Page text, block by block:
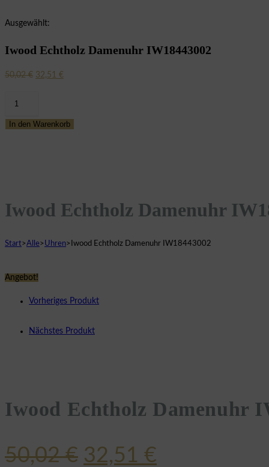
Ausgewählt:
Iwood Echtholz Damenuhr IW18443002
50,02€ Ursprünglicher
50,02 €
32,51 €Aktueller
32,51 €.
Damenuhr
In den Warenkorb
Iwood Echtholz Damenuhr
Start>Alle>Uhren> Iwood Echtholz Damenuhr IW18443002
Angebot!
Vorheriges Produkt
Nächstes Produkt
Iwood Echtholz Damenuhr
50,02€ Ursprünglicher
32,51 €